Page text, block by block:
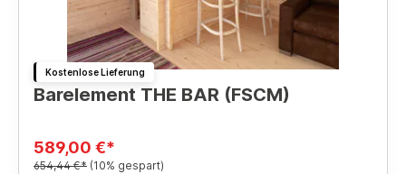
Kostenlose Lieferung
Barelement THE BAR (FSCM)
589,00 €*
654,44 €* (10% gespart)